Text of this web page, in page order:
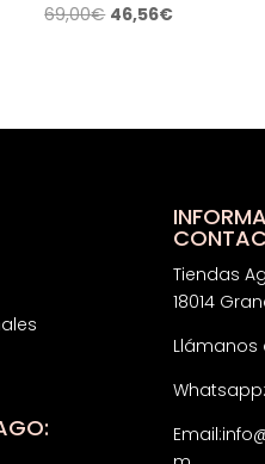
69,00€ El
69,00€.
46,56€El
46,56€.
Tiendas
18014
Llámanos
Email: